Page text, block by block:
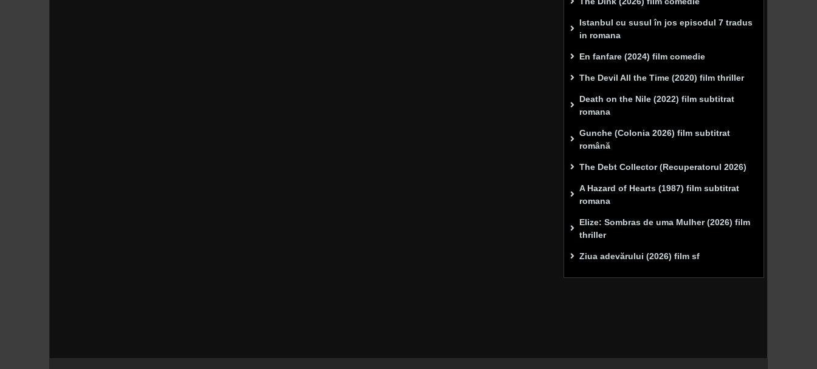
Istanbul cu susul în jos episodul 7 tradus
in romana
En fanfare (2024) film comedie
The Devil All the Time (2020) film thriller
Death on the Nile (2022) film subtitrat
romana
Gunche (Colonia 2026) film subtitrat
română
The Debt Collector (Recuperatorul 2026)
A Hazard of Hearts (1987) film subtitrat
romana
Elize: Sombras de uma Mulher (2026) film
thriller
Ziua adevărului (2026) film sf